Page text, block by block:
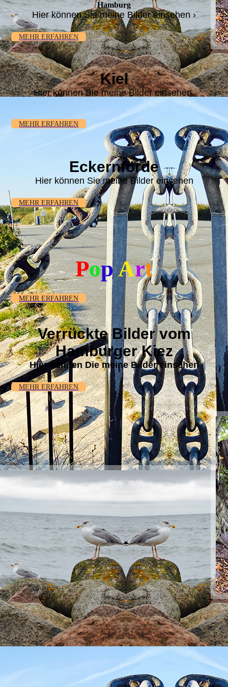
Hamburg
Hier können Sie meine Bilder einsehen ›
MEHR ERFAHREN
Kiel
Hier können Sie meine Bilder einsehen.
MEHR ERFAHREN
Eckernförde
Hier können Sie meine Bilder einsehen
MEHR ERFAHREN
PopArt
MEHR ERFAHREN
Verrückte Bilder vom
Hamburger Kiez
Hier können Die meine Bilder einsehen
MEHR ERFAHREN